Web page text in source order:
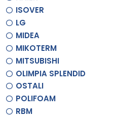
ISOVER
LG
MIDEA
MIKOTERM
MITSUBISHI
OLIMPIA SPLENDID
OSTALI
POLIFOAM
RBM